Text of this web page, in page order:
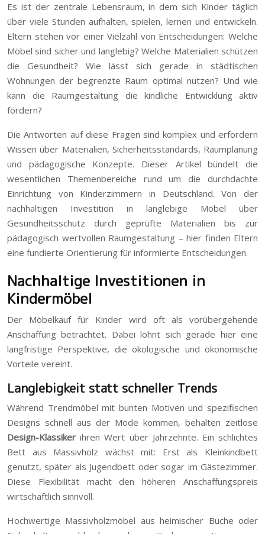
Es ist der zentrale Lebensraum, in dem sich Kinder täglich
über viele Stunden aufhalten, spielen, lernen und entwickeln.
Eltern stehen vor einer Vielzahl von Entscheidungen: Welche
Möbel sind sicher und langlebig? Welche Materialien schützen
die Gesundheit? Wie lässt sich gerade in städtischen
Wohnungen der begrenzte Raum optimal nutzen? Und wie
kann die Raumgestaltung die kindliche Entwicklung aktiv
fördern?
Die Antworten auf diese Fragen sind komplex und erfordern
Wissen über Materialien, Sicherheitsstandards, Raumplanung
und pädagogische Konzepte. Dieser Artikel bündelt die
wesentlichen Themenbereiche rund um die durchdachte
Einrichtung von Kinderzimmern in Deutschland. Von der
nachhaltigen Investition in langlebige Möbel über
Gesundheitsschutz durch geprüfte Materialien bis zur
pädagogisch wertvollen Raumgestaltung – hier finden Eltern
eine fundierte Orientierung für informierte Entscheidungen.
Nachhaltige Investitionen in
Kindermöbel
Der Möbelkauf für Kinder wird oft als vorübergehende
Anschaffung betrachtet. Dabei lohnt sich gerade hier eine
langfristige Perspektive, die ökologische und ökonomische
Vorteile vereint.
Langlebigkeit statt schneller Trends
Während Trendmöbel mit bunten Motiven und spezifischen
Designs schnell aus der Mode kommen, behalten zeitlose
Design-Klassiker ihren Wert über Jahrzehnte. Ein schlichtes
Bett aus Massivholz wächst mit: Erst als Kleinkindbett
genutzt, später als Jugendbett oder sogar im Gästezimmer.
Diese Flexibilität macht den höheren Anschaffungspreis
wirtschaftlich sinnvoll.
Hochwertige Massivholzmöbel aus heimischer Buche oder